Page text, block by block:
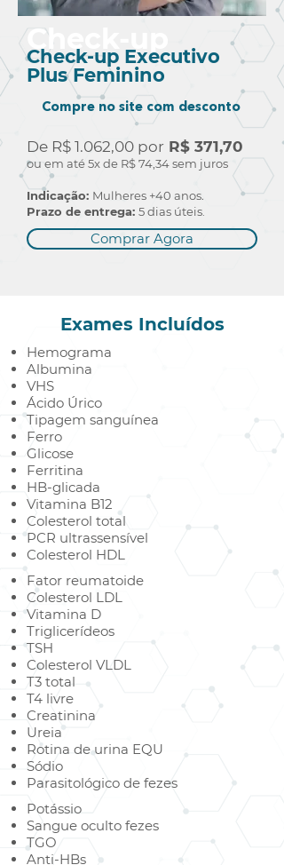
Check-up
Check-up Executivo
Plus Feminino
Compre no site com desconto
De R$ 1.062,00 por R$ 371,70
ou em até 5x de R$ 74,34 sem juros
Indicação: Mulheres +40 anos.
Prazo de entrega: 5 dias úteis.
Comprar Agora
Exames Incluídos
Hemograma
Albumina
VHS
Ácido Úrico
Tipagem sanguínea
Ferro
Glicose
Ferritina
HB-glicada
Vitamina B12
Colesterol total
PCR ultrassensível
Colesterol HDL
Fator reumatoide
Colesterol LDL
Vitamina D
Triglicerídeos
TSH
Colesterol VLDL
T3 total
T4 livre
Creatinina
Ureia
Rotina de urina EQU
Sódio
Parasitológico de fezes
Potássio
Sangue oculto fezes
TGO
Anti-HBs